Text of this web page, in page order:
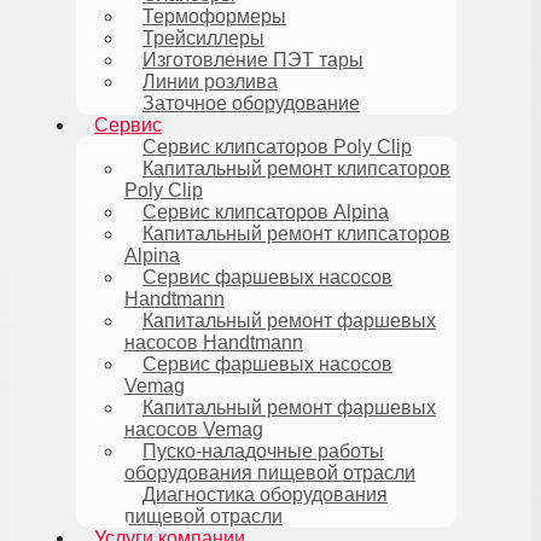
Термоформеры
Трейсиллеры
Изготовление ПЭТ тары
Линии розлива
Заточное оборудование
Сервис
Сервис клипсаторов Poly Clip
Капитальный ремонт клипсаторов
Poly Clip
Сервис клипсаторов Alpina
Капитальный ремонт клипсаторов
Alpina
Сервис фаршевых насосов
Handtmann
Капитальный ремонт фаршевых
насосов Handtmann
Сервис фаршевых насосов
Vemag
Капитальный ремонт фаршевых
насосов Vemag
Пуско-наладочные работы
оборудования пищевой отрасли
Диагностика оборудования
пищевой отрасли